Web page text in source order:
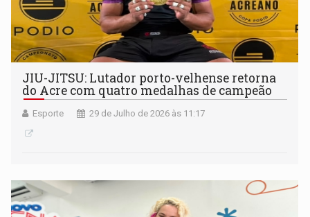
JIU-JITSU: Lutador porto-velhense retorna
do Acre com quatro medalhas de campeão
Esporte 29 de Julho de 2026 às 11:17